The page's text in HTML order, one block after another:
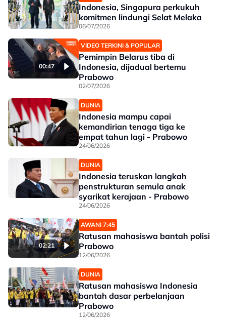
Indonesia, Singapura perkukuh
komitmen lindungi Selat Melaka
06/07/2026
00:47
VIDEO TERKINI & POPULAR
Pemimpin Belarus tiba di
Indonesia, dijadual bertemu
Prabowo
02/07/2026
DUNIA
Indonesia mampu capai
kemandirian tenaga tiga ke
empat tahun lagi - Prabowo
24/06/2026
DUNIA
Indonesia teruskan langkah
penstrukturan semula anak
syarikat kerajaan - Prabowo
24/06/2026
02:21
AWANI 7:45
Ratusan mahasiswa bantah polisi
Prabowo
12/06/2026
DUNIA
Ratusan mahasiswa Indonesia
bantah dasar perbelanjaan
Prabowo
12/06/2026